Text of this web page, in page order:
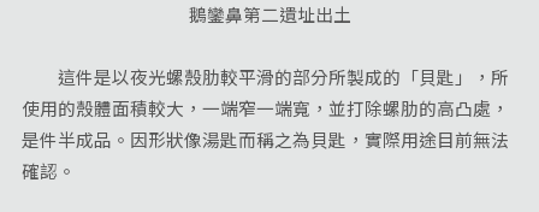
鵝鑾鼻第二遺址出土
這件是以夜光螺殼肋較平滑的部分所製成的「貝匙」，所
使用的殼體面積較大，一端窄一端寬，並打除螺肋的高凸處，
是件半成品。因形狀像湯匙而稱之為貝匙，實際用途目前無法
確認。